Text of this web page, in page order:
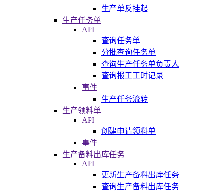
生产单反挂起
生产任务单
API
查询任务单
分批查询任务单
查询生产任务单负责人
查询报工工时记录
事件
生产任务流转
生产领料单
API
创建申请领料单
事件
生产备料出库任务
API
更新生产备料出库任务
查询生产备料出库任务